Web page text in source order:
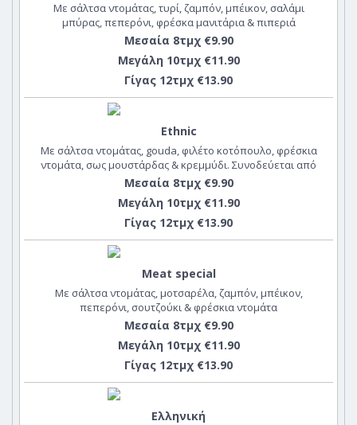
Με σάλτσα ντομάτας, τυρί, ζαμπόν, μπέικον, σαλάμι
μπύρας, πεπερόνι, φρέσκα μανιτάρια & πιπεριά
Μεσαία 8τμχ €9.90
Μεγάλη 10τμχ €11.90
Γίγας 12τμχ €13.90
Ethnic
Με σάλτσα ντομάτας, gouda, φιλέτο κοτόπουλο, φρέσκια
ντομάτα, σως μουστάρδας & κρεμμύδι. Συνοδεύεται από
dip ethnic
Μεσαία 8τμχ €9.90
Μεγάλη 10τμχ €11.90
Γίγας 12τμχ €13.90
Meat special
Με σάλτσα ντομάτας, μοτσαρέλα, ζαμπόν, μπέικον,
πεπερόνι, σουτζούκι & φρέσκια ντομάτα
Μεσαία 8τμχ €9.90
Μεγάλη 10τμχ €11.90
Γίγας 12τμχ €13.90
Ελληνική